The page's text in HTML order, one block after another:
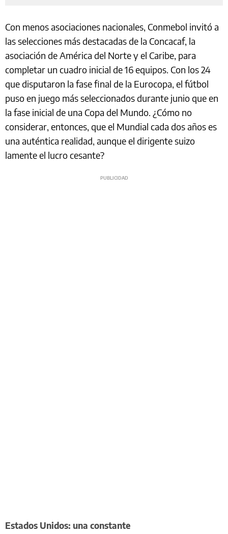
Con menos asociaciones nacionales, Conmebol invitó a
las selecciones más destacadas de la Concacaf, la
asociación de América del Norte y el Caribe, para
completar un cuadro inicial de 16 equipos. Con los 24
que disputaron la fase final de la Eurocopa, el fútbol
puso en juego más seleccionados durante junio que en
la fase inicial de una Copa del Mundo. ¿Cómo no
considerar, entonces, que el Mundial cada dos años es
una auténtica realidad, aunque el dirigente suizo
lamente el lucro cesante?
Estados Unidos: una constante